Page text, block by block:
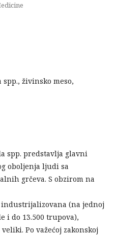
živinsko meso,
spp. predstavlja glavni
oboljenja ljudi sa
grčeva. S obzirom na
(na jednoj
i do 13.500 trupova),
Po važećoj zakonskoj